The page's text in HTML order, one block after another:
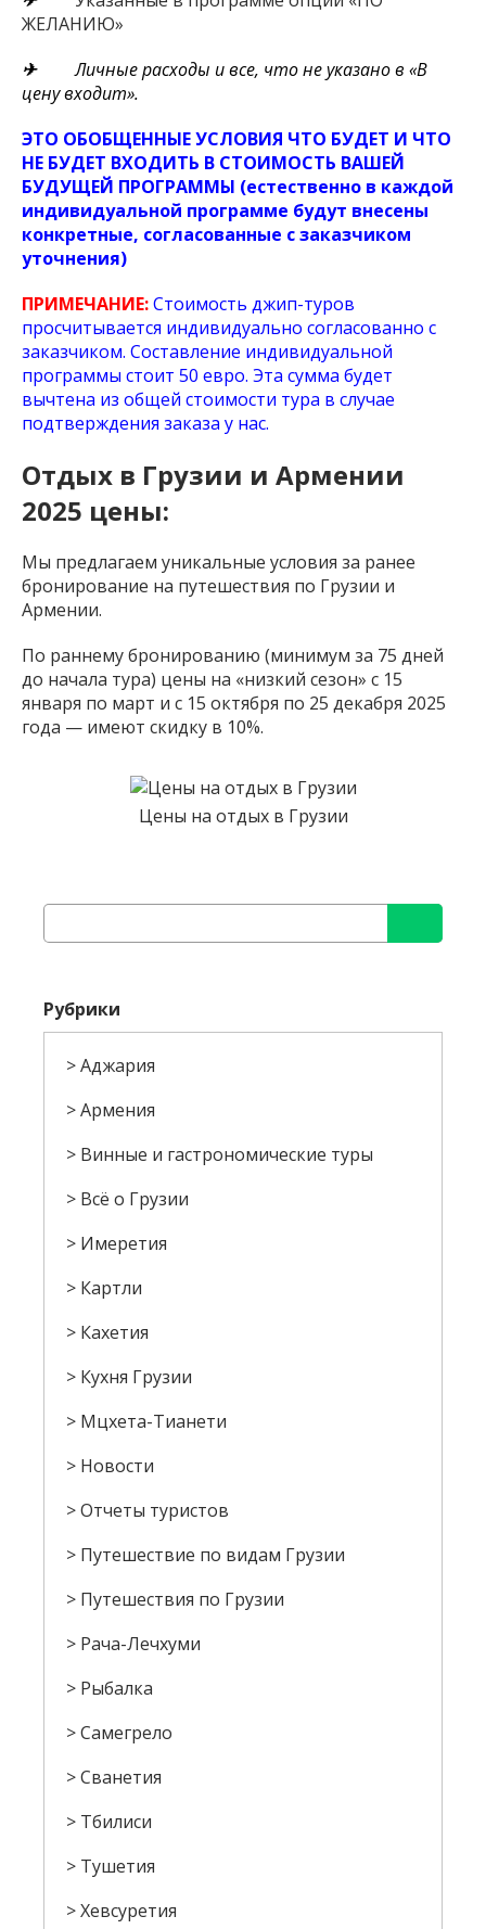
ЖЕЛАНИЮ»
✈Личные расходы и все, что не указано в «В
цену входит».
ЭТО ОБОБЩЕННЫЕУСЛОВИЯ ЧТО БУДЕТ И ЧТО
НЕ БУДЕТ ВХОДИТЬ В СТОИМОСТЬ ВАШЕЙ
БУДУЩЕЙ ПРОГРАММЫ (естественно в каждой
индивидуальной программе будут внесены
конкретные, согласованные с заказчиком
уточнения)
ПРИМЕЧАНИЕ:Стоимость джип-туров
просчитывается индивидуально согласованно с
заказчиком. Составление индивидуальной
программы стоит 50 евро. Эта сумма будет
вычтена из общей стоимости тура в случае
подтверждения заказа у нас.
Отдых в Грузии и Армении
2025 цены:
Мы предлагаем уникальные условия за ранее
бронирование на путешествия по Грузии и
Армении.
По раннему бронированию (минимум за 75 дней
до начала тура) цены на «низкий сезон» с 15
января по март и с 15 октября по 25 декабря 2025
года — имеют скидку в 10%.
Цены на отдых в Грузии
Рубрики
Аджария
Армения
Винные и гастрономические туры
Всё о Грузии
Имеретия
Картли
Кахетия
Кухня Грузии
Мцхета-Тианети
Новости
Отчеты туристов
Путешествие по видам Грузии
Путешествия по Грузии
Рача-Лечхуми
Рыбалка
Самегрело
Сванетия
Тбилиси
Тушетия
Хевсуретия